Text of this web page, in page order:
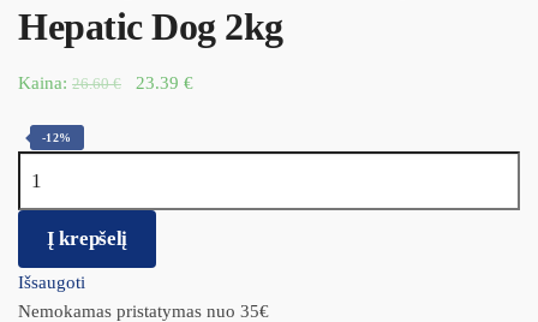
Hepatic Dog 2kg
Kaina: 26.60€ 23.39 €
-12%
Į krepšelį
Išsaugoti
Nemokamas pristatymas nuo 35€